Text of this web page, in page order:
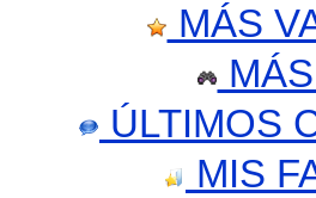
MÁS
ÚLTIMOS
MIS